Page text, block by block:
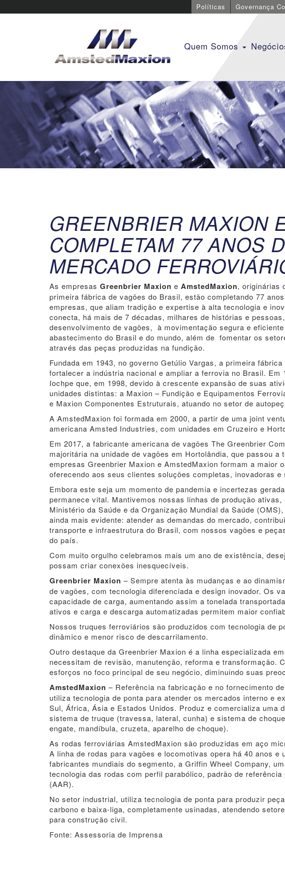
Políticas Governança
Quem Somos
GREENBRIER MAXION
COMPLETAM 77 ANOS
MERCADO
As empresas Greenbrier Maxion e AmstedMaxion, originárias
primeira fábrica de vagões do Brasil, estão completando 77
empresas, que aliam tradição e expertise à alta tecnologia e
conecta, há mais de 7 décadas, milhares de histórias e
desenvolvimento de vagões, à movimentação segura e
abastecimento do Brasil e do mundo, além de fomentar os
através das peças produzidas na fundição.
Fundada em 1943, no governo Getúlio Vargas, a primeira
fortalecer a indústria nacional e ampliar a ferrovia no Brasil. Em
Iochpe que, em 1998, devido à crescente expansão de suas
unidades distintas: a Maxion – Fundição e Equipamentos
e Maxion Componentes Estruturais, atuando no setor de
A AmstedMaxion foi formada em 2000, a partir de uma joint
americana Amsted Industries, com unidades em Cruzeiro e
Em 2017, a fabricante americana de vagões The Greenbrier
majoritária na unidade de vagões em Hortolândia, que passou
empresas Greenbrier Maxion e AmstedMaxion formam a maior
oferecendo aos seus clientes soluções completas, inovadoras e
Embora este seja um momento de pandemia e incertezas
permanece vital. Mantivemos nossas linhas de produção
Ministério da Saúde e da Organização Mundial da Saúde
ainda mais evidente: atender as demandas do mercado,
transporte e infraestrutura do Brasil, com nossos vagões e
do país.
Com muito orgulho celebramos mais um ano de existência,
possam criar conexões inesquecíveis.
Greenbrier Maxion – Sempre atenta às mudanças e ao
de vagões, com tecnologia diferenciada e design inovador. Os
capacidade de carga, aumentando assim a tonelada
ativos e carga e descarga automatizadas permitem maior
Nossos truques ferroviários são produzidos com tecnologia de
dinâmico e menor risco de descarrilamento.
Outro destaque da Greenbrier Maxion é a linha especializada
necessitam de revisão, manutenção, reforma e transformação.
esforços no foco principal de seu negócio, diminuindo suas
AmstedMaxion – Referência na fabricação e no fornecimento
utiliza tecnologia de ponta para atender os mercados interno e
Sul, África, Ásia e Estados Unidos. Produz e comercializa uma
sistema de truque (travessa, lateral, cunha) e sistema de
engate, mandíbula, cruzeta, aparelho de choque).
As rodas ferroviárias AmstedMaxion são produzidas em aço
A linha de rodas para vagões e locomotivas opera há 40 anos
fabricantes mundiais do segmento, a Griffin Wheel Company,
tecnologia das rodas com perfil parabólico, padrão de
(AAR).
No setor industrial, utiliza tecnologia de ponta para produzir
carbono e baixa-liga, completamente usinadas, atendendo
para construção civil.
Fonte: Assessoria de Imprensa